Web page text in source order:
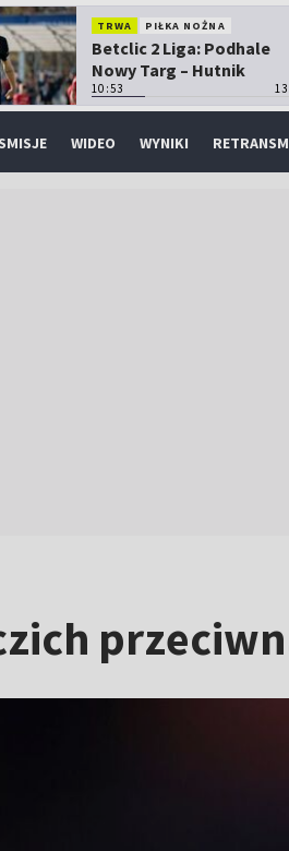
TRWA PIŁKA NOŻNA
Betclic 2 Liga: Podhale
Nowy Targ – Hutnik
Kraków
10:53
WIDEO WYNIKI